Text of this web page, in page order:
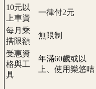
10元以
上車資
一律付2元
每月乘
搭限額
無限制
受惠資
格與工
具
年滿60歲或以
上、使用樂悠咭